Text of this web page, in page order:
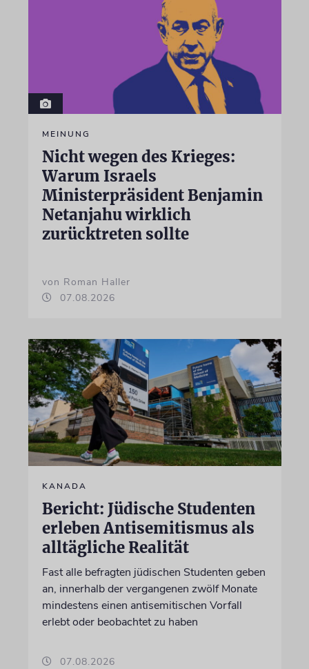
MEINUNG
Nicht wegen des Krieges:
Warum Israels
Ministerpräsident Benjamin
Netanjahu wirklich
zurücktreten sollte
von Roman Haller
07.08.2026
KANADA
Bericht: Jüdische Studenten
erleben Antisemitismus als
alltägliche Realität
Fast alle befragten jüdischen Studenten geben
an, innerhalb der vergangenen zwölf Monate
mindestens einen antisemitischen Vorfall
erlebt oder beobachtet zu haben
07.08.2026